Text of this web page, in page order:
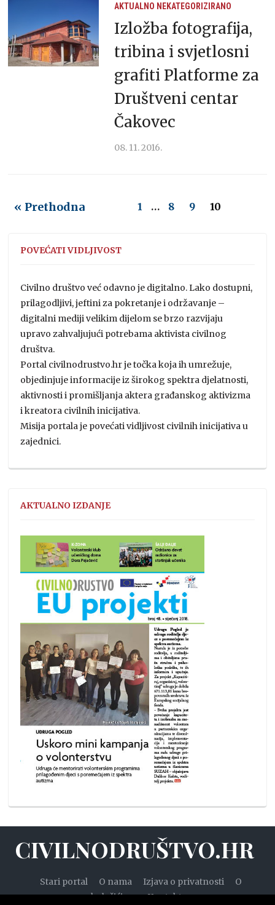
AKTUALNO NEKATEGORIZIRANO
Izložba fotografija,
tribina i svjetlosni
grafiti Platforme za
Društveni centar
Čakovec
08. 11. 2016.
« Prethodna 1 … 8 9 10
POVEĆATI VIDLJIVOST
Civilno društvo već odavno je digitalno. Lako dostupni,
prilagodljivi, jeftini za pokretanje i održavanje –
digitalni mediji velikim dijelom se brzo razvijaju
upravo zahvaljujući potrebama aktivista civilnog
društva.
Portal civilnodrustvo.hr je točka koja ih umrežuje,
objedinjuje informacije iz širokog spektra djelatnosti,
aktivnosti i promišljanja aktera građanskog aktivizma
i kreatora civilnih inicijativa.
Misija portala je povećati vidljivost civilnih inicijativa u
zajednici.
AKTUALNO IZDANJE
CIVILNODRUŠTVO.HR
Stari portal O nama Izjava o privatnosti
O
kolačićima
Kontakt